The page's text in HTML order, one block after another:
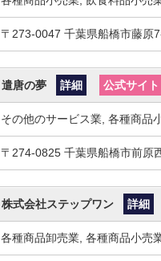
〒273-0047 千葉県船橋市藤
遣唐の夢 詳細 公式サイト
その他のサービス業, 各種商品
〒274-0825 千葉県船橋市前原
株式会社ステップワン 詳細
各種商品卸売業, 各種商品小売